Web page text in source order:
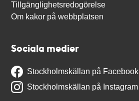
Tillgänglighetsredogörelse
Om kakor på webbplatsen
Sociala medier
Stockholmskällan på Facebook
Stockholmskällan på Instagram